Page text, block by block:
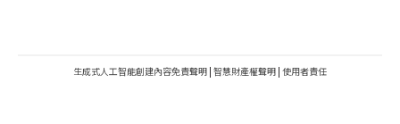
生成式人工智能創建內容免責聲明 | 智慧財產權聲明 | 使用者責任